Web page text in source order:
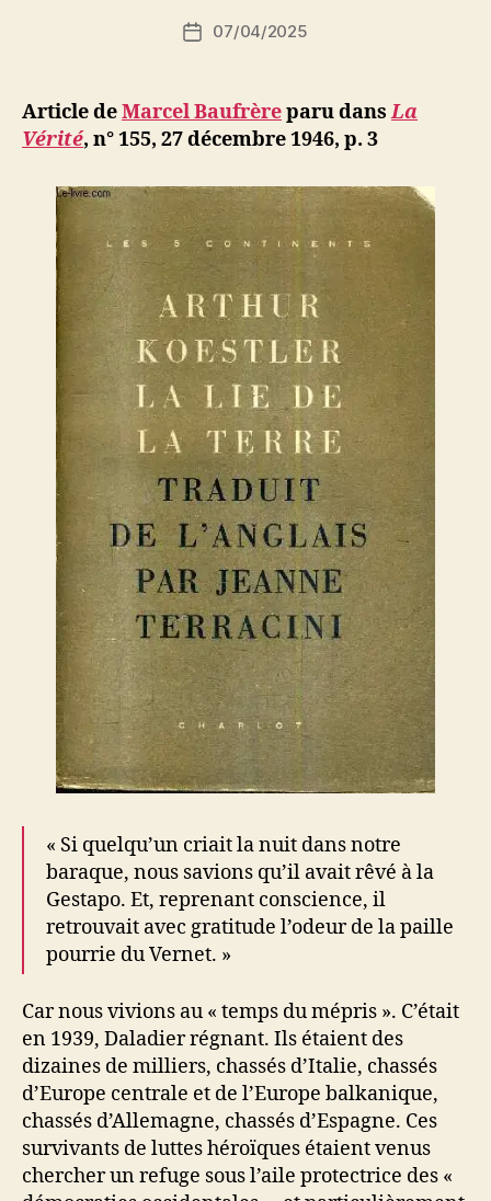
liberté » »
Auteur
de
N
ji
b
Date07/04/2025
Article deMarcel Baufrèreparu dansLa
Vérité, n° 155, 27 décembre 1946, p. 3
« Si quelqu’un criait la nuit dans notre
baraque, nous savions qu’il avait rêvé à la
Gestapo. Et, reprenant conscience, il
retrouvait avec gratitude l’odeur de la paille
pourrie du Vernet. »
Car nous vivions au « temps du mépris ». C’était
en 1939, Daladier régnant. Ils étaient des
dizaines de milliers, chassés d’Italie, chassés
d’Europe centrale et de l’Europe balkanique,
chassés d’Allemagne, chassés d’Espagne. Ces
survivants de luttes héroïques étaient venus
chercher un refuge sous l’aile protectrice des «